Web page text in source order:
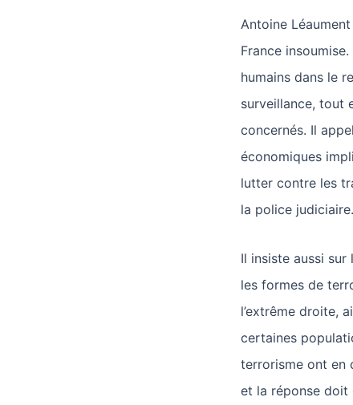
Antoine
France
humains dans le
surveillance, tout
concernés. Il
économiques
lutter contre les
la police judiciaire.
Il insiste aussi
les formes de
l’extrême droite,
certaines
terrorisme ont en
et la réponse doit